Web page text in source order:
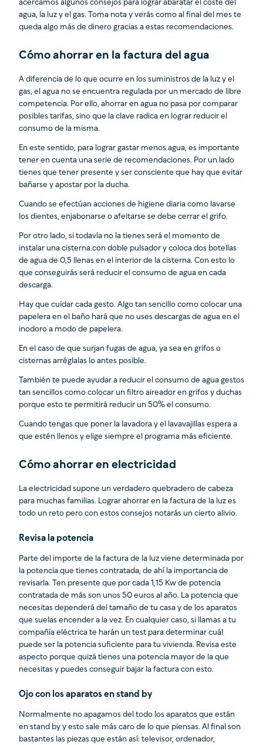
acercamos algunos consejos para lograr abaratar el coste del
agua, la luz y el gas. Toma nota y verás como al final del mes te
queda algo más de dinero gracias a estas recomendaciones.
Cómo ahorrar en la factura del agua
A diferencia de lo que ocurre en los suministros de la luz y el
gas, el agua no se encuentra regulada por un mercado de libre
competencia. Por ello, ahorrar en agua no pasa por comparar
posibles tarifas, sino que la clave radica en lograr reducir el
consumo de la misma.
En este sentido, para lograr gastar menos agua, es importante
tener en cuenta una serie de recomendaciones. Por un lado
tienes que tener presente y ser consciente que hay que evitar
bañarse y apostar por la ducha.
Cuando se efectúan acciones de higiene diaria como lavarse
los dientes, enjabonarse o afeitarse se debe cerrar el grifo.
Por otro lado, si todavía no la tienes será el momento de
instalar una cisterna con doble pulsador y coloca dos botellas
de agua de 0,5 llenas en el interior de la cisterna. Con esto lo
que conseguirás será reducir el consumo de agua en cada
descarga.
Hay que cuidar cada gesto. Algo tan sencillo como colocar una
papelera en el baño hará que no uses descargas de agua en el
inodoro a modo de papelera.
En el caso de que surjan fugas de agua, ya sea en grifos o
cisternas arréglalas lo antes posible.
También te puede ayudar a reducir el consumo de agua gestos
tan sencillos como colocar un filtro aireador en grifos y duchas
porque esto te permitirá reducir un 50% el consumo.
Cuando tengas que poner la lavadora y el lavavajillas espera a
que estén llenos y elige siempre el programa más eficiente.
Cómo ahorrar en electricidad
La electricidad supone un verdadero quebradero de cabeza
para muchas familias. Lograr ahorrar en la factura de la luz es
todo un reto pero con estos consejos notarás un cierto alivio.
Revisa la potencia
Parte del importe de la factura de la luz viene determinada por
la potencia que tienes contratada, de ahí la importancia de
revisarla. Ten presente que por cada 1,15 Kw de potencia
contratada de más son unos 50 euros al año. La potencia que
necesitas dependerá del tamaño de tu casa y de los aparatos
que suelas encender a la vez. En cualquier caso, si llamas a tu
compañía eléctrica te harán un test para determinar cuál
puede ser la potencia suficiente para tu vivienda. Revisa este
aspecto porque quizá tienes una potencia mayor de la que
necesitas y puedes conseguir bajar la factura con esto.
Ojo con los aparatos en stand by
Normalmente no apagamos del todo los aparatos que están
en stand by y esto sale más caro de lo que piensas. Al final son
bastantes las piezas que están así: televisor, ordenador,